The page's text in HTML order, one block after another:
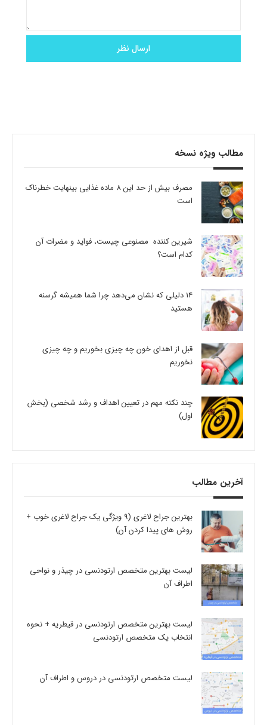
مطالب ویژه نسخه
مصرف بیش از حد این 8 ماده غذایی بینهایت خطرناک
است
شیرین کننده مصنوعی چیست، فواید و مضرات آن
کدام است؟
14 دلیلی که نشان می‌دهد چرا شما همیشه گرسنه
هستید
قبل از اهدای خون چه چیزی بخوریم و چه چیزی
نخوریم
چند نکته مهم در تعیین اهداف و رشد شخصی (بخش
اول)
آخرین مطالب
بهترین جراح لاغری (9 ویژگی یک جراح لاغری خوب +
روش های پیدا کردن آن)
لیست بهترین متخصص ارتودنسی در چیذر و نواحی
اطراف آن
لیست بهترین متخصص ارتودنسی در قیطریه + نحوه
انتخاب یک متخصص ارتودنسی
لیست متخصص ارتودنسی در دروس و اطراف آن